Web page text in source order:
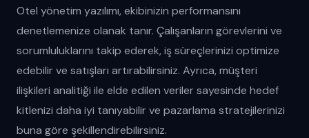
Otel yönetim yazılımı, ekibinizin performansını
denetlemenize olanak tanır. Çalışanların görevlerini ve
sorumluluklarını takip ederek, iş süreçlerinizi optimize
edebilir ve satışları artırabilirsiniz. Ayrıca, müşteri
ilişkileri analitiği ile elde edilen veriler sayesinde hedef
kitlenizi daha iyi tanıyabilir ve pazarlama stratejilerinizi
buna göre şekillendirebilirsiniz.